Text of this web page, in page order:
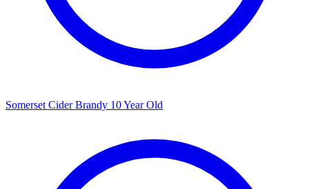
Somerset Cider Brandy 10 Year Old